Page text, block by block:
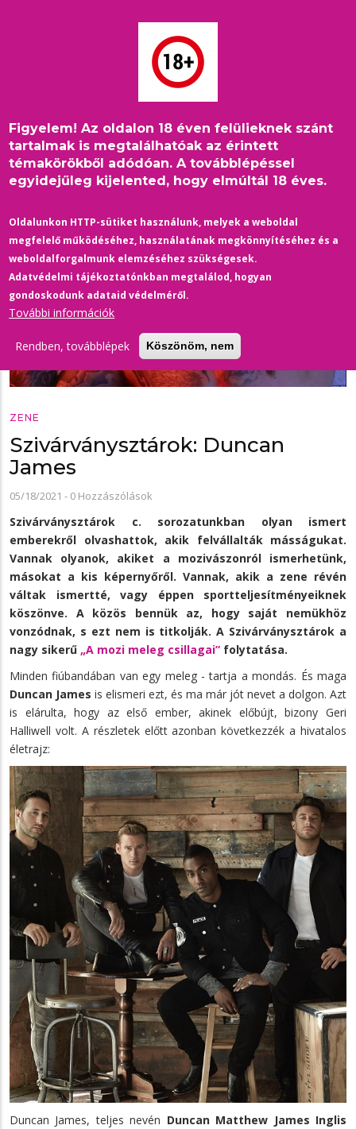
Figyelem! Az oldalon 18 éven felülieknek szánt
tartalmak is megtalálhatóak az érintett
témakörökből adódóan. A továbblépéssel
egyidejűleg kijelented, hogy elmúltál 18 éves.
Oldalunkon HTTP-sütiket használunk, melyek a weboldal
megfelelő működéséhez, használatának megkönnyítéséhez és a
weboldalforgalmunk elemzéséhez szükségesek.
Adatvédelmi tájékoztatónkban megtalálod, hogyan
gondoskodunk adataid védelméről.
További információk
Rendben, továbblépek Köszönöm, nem
Morzsa
Címlap /2018 / Zene /Szivárványsztárok: Duncan James
ZENE
Szivárványsztárok: Duncan
James
05/18/2021 - 0 Hozzászólások
Szivárványsztárok c. sorozatunkban olyan ismert
emberekről olvashattok, akik felvállalták másságukat.
Vannak olyanok, akiket a mozivászonról ismerhetünk,
másokat a kis képernyőről. Vannak, akik a zene révén
váltak ismertté, vagy éppen sportteljesítményeiknek
köszönve. A közös bennük az, hogy saját nemükhöz
vonzódnak, s ezt nem is titkolják. A Szivárványsztárok a
nagy sikerű „A mozi meleg csillagai” folytatása.
Minden fiúbandában van egy meleg - tartja a mondás. És maga
Duncan James is elismeri ezt, és ma már jót nevet a dolgon. Azt
is elárulta, hogy az első ember, akinek előbújt, bizony Geri
Halliwell volt. A részletek előtt azonban következzék a hivatalos
életrajz:
Duncan James, teljes nevén Duncan Matthew James Inglis